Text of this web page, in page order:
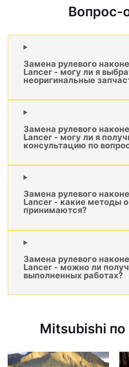
Вопрос-
Замена рулевого
Lancer - могу ли я
неоригинальные
Замена рулевого
Lancer - могу ли я
консультацию по
Замена рулевого
Lancer - какие методы
принимаются?
Замена рулевого
Lancer - можно ли
выполненных работах?
Mitsubishi